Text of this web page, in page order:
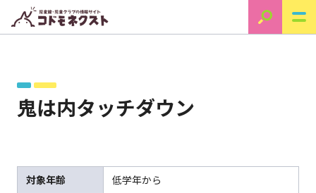
鬼は内タッチダウン
対象年齢
低学年から